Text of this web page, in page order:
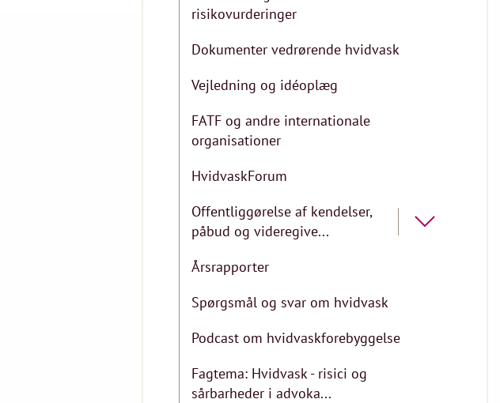
risikovurderinger
Dokumenter vedrørende hvidvask
Vejledning og idéoplæg
FATF og andre internationale
organisationer
HvidvaskForum
Offentliggørelse af kendelser,
påbud og videregive...
Årsrapporter
Spørgsmål og svar om hvidvask
Podcast om hvidvaskforebyggelse
Fagtema: Hvidvask - risici og
sårbarheder i advoka...